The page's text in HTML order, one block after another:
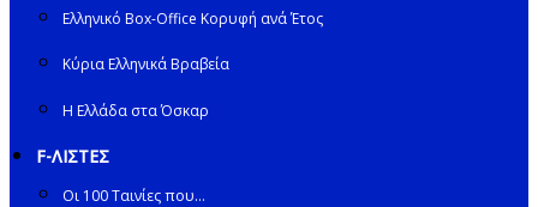
Ελληνικό Box-Office Κορυφή ανά Έτος
Κύρια Ελληνικά Βραβεία
Η Ελλάδα στα Όσκαρ
F-ΛΙΣΤΕΣ
Οι 100 Ταινίες που…